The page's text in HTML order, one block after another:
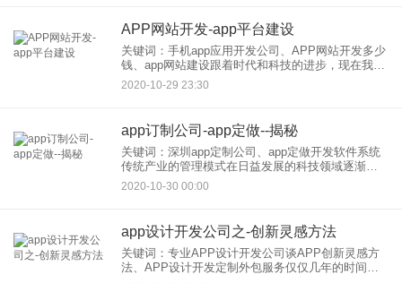
APP网站开发-app平台建设
关键词：手机app应用开发公司、APP网站开发多少
钱、app网站建设跟着时代和科技的进步，现在我们
只要打开手机就可以看到各式各样的软件，它们所
体现的功用是多样丰富多彩的，有饮食，有运动，
2020-10-29 23:30
app订制公司-app定做--揭秘
关键词：深圳app定制公司、app定做开发软件系统
传统产业的管理模式在日益发展的科技领域逐渐暴
露出其弊端，也不断制约着企业的发展和控制市场
的能力。如何利用移动互联网技术增强企业的优势
2020-10-30 00:00
app设计开发公司之-创新灵感方法
关键词：专业APP设计开发公司谈APP创新灵感方
法、APP设计开发定制外包服务仅仅几年的时间，